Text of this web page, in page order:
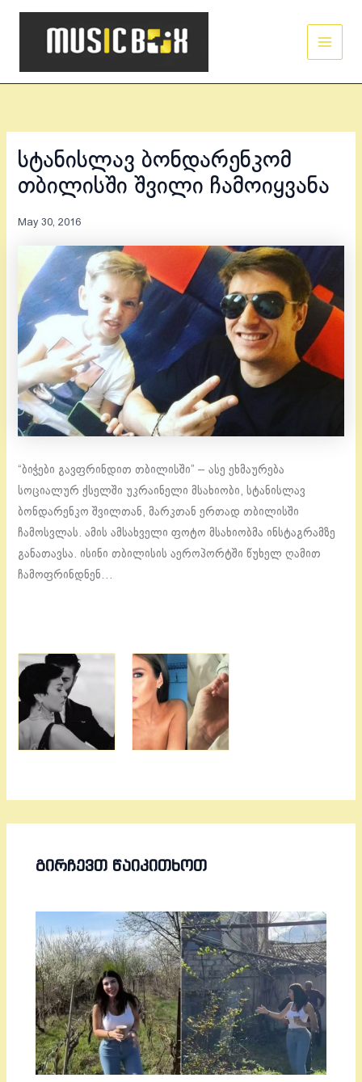
Skip
სტანისლავ ბონდარენკომ
თბილისში შვილი ჩამოიყვანა
May 30, 2016
“ბიჭები გავფრინდით თბილისში” – ასე ეხმაურება
სოციალურ ქსელში უკრაინელი მსახიობი, სტანისლავ
ბონდარენკო შვილთან, მარკთან ერთად თბილისში
ჩამოსვლას. ამის ამსახველი ფოტო მსახიობმა ინსტაგრამზე
განათავსა. ისინი თბილისის აეროპორტში წუხელ ღამით
ჩამოფრინდნენ…
ᲒᲘᲠᲩᲔᲕᲗ ᲬᲐᲘᲙᲘᲗᲮᲝᲗ